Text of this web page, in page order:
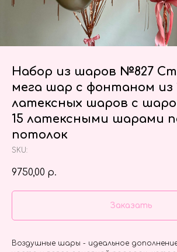
Набор из шаров №827
мега шар с фонтаном из
латексных шаров с
15 латексными шарами
потолок
SKU:
9750,00 р.
Заказать
Воздушные шары - идеальное